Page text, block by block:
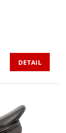
DETAIL